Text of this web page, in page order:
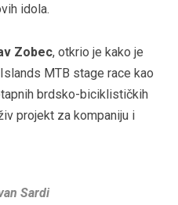
idola.
Zobec, otkrio je kako je
MTB stage race kao
brdsko-biciklističkih
projekt za kompaniju i
Sardi